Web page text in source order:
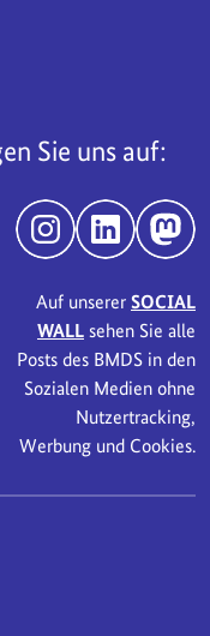
Sie uns auf:
InstagramLinkedIn
Auf unserer SOCIAL
WALLsehen Sie alle
Posts des BMDS in den
Sozialen Medien ohne
Nutzertracking,
Werbung und Cookies.